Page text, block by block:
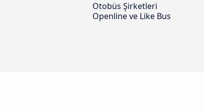
Otobüs Şirketleri
Openline ve Like Bus